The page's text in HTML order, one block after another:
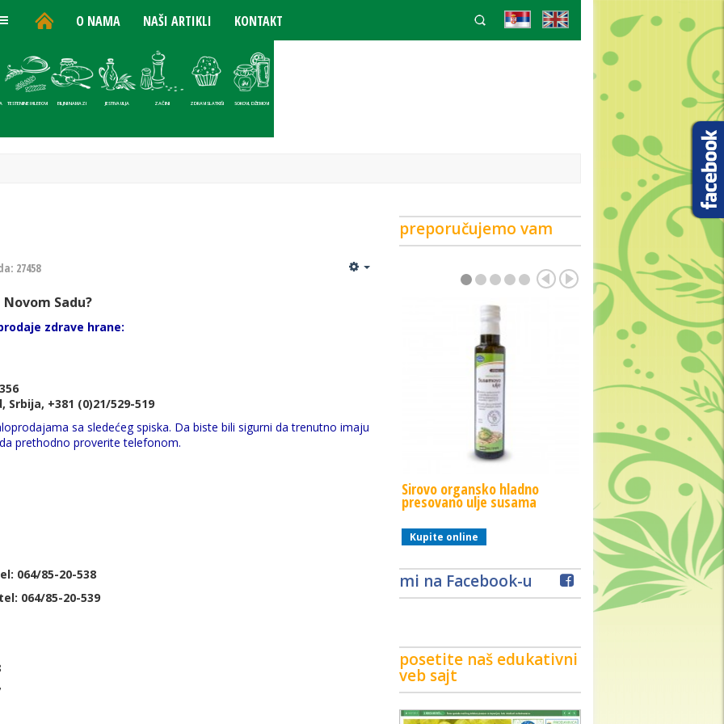
O NAMA NAŠI ARTIKLI KONTAKT
TESTENINE I HLEBOVI BILJNI NAMAZI JESTIVA ULJA ZAČINI ZDRAVI SLATKIŠI SOKOVI, DŽEMOVI
27458
Sadu?
zdrave hrane:
Srbija, +381 (0)21/529-519
sa sledećeg spiska. Da biste bili sigurni da trenutno imaju
prethodno proverite telefonom.
064/85-20-538
064/85-20-539
preporučujemo vam
Sirovo organsko hladno
presovano ulje susama
Kupite online
Sirovo organsko hladno
presovano ulje bundeve
Kupite online
mi na Facebook-u
posetite naš edukativni
veb sajt